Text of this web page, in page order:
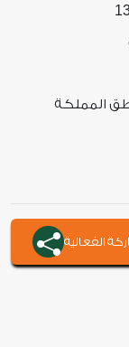
المملكة
الفعالية